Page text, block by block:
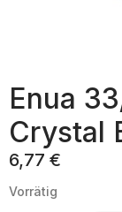
Enua
Crystal
6,77 €
Vorrätig